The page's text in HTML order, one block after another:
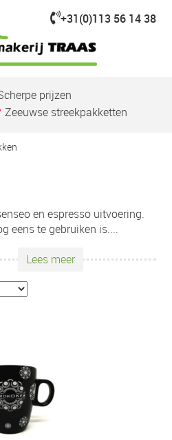
+31(0)113 56 14 38
Submenu
prijzen
Zeeuwse streekpakketten
en espresso uitvoering.
eens te gebruiken is....
Lees meer